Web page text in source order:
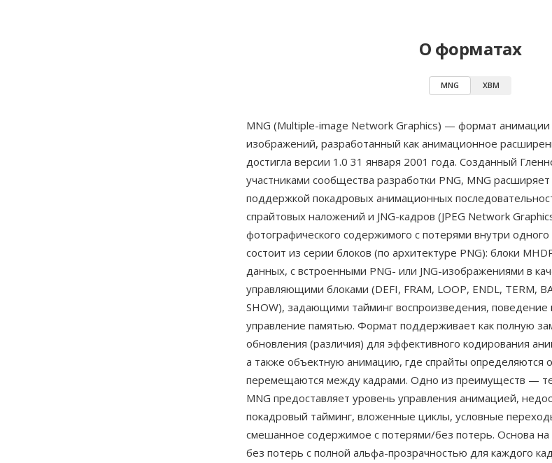
О форматах
MNG XBM
MNG (Multiple-image Network Graphics) — формат
изображений, разработанный как анимационное
достигла версии 1.0 31 января 2001 года. Созданный
участниками сообщества разработки PNG, MNG
поддержкой покадровых анимационных
спрайтовых наложений и JNG-кадров (JPEG Network
фотографического содержимого с потерями внутри
состоит из серии блоков (по архитектуре PNG): блоки
данных, с встроенными PNG- или JNG-изображениями в
управляющими блоками (DEFI, FRAM, LOOP, ENDL, TERM,
SHOW), задающими тайминг воспроизведения, поведение
управление памятью. Формат поддерживает как полную
обновления (различия) для эффективного кодирования
а также объектную анимацию, где спрайты определяются
перемещаются между кадрами. Одно из преимуществ —
MNG предоставляет уровень управления анимацией,
покадровый тайминг, вложенные циклы, условные
смешанное содержимое с потерями/без потерь. Основа на
без потерь с полной альфа-прозрачностью для каждого